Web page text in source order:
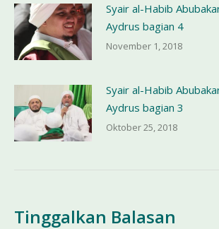
Syair al-Habib
Aydrus bagian 4
November 1, 2018
Syair al-Habib
Aydrus bagian 3
Oktober 25, 2018
Tinggalkan Balasan